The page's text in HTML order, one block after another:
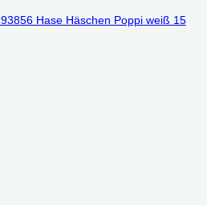
Hase Häschen Poppi weiß 15